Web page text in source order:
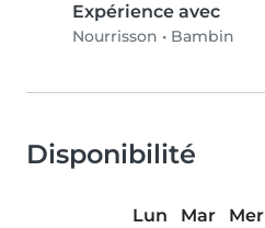
Expérience avec
Nourrisson • Bambin
Disponibilité
Lun Mar Mer